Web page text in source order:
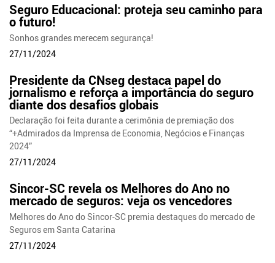
Seguro Educacional: proteja seu caminho para
o futuro!
Sonhos grandes merecem segurança!
27/11/2024
Presidente da CNseg destaca papel do
jornalismo e reforça a importância do seguro
diante dos desafios globais
Declaração foi feita durante a cerimônia de premiação dos
“+Admirados da Imprensa de Economia, Negócios e Finanças
2024”
27/11/2024
Sincor-SC revela os Melhores do Ano no
mercado de seguros: veja os vencedores
Melhores do Ano do Sincor-SC premia destaques do mercado de
Seguros em Santa Catarina
27/11/2024